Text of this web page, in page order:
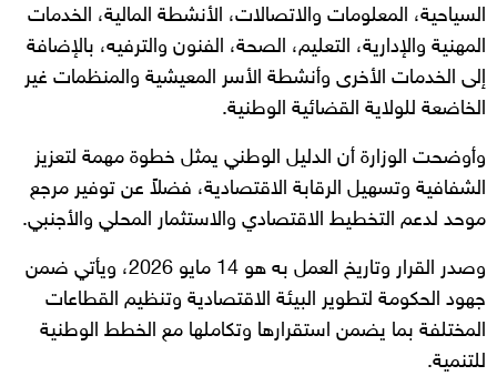
السياحية، المعلومات والاتصالات، الأنشطة المالية، الخدمات
المهنية والإدارية، التعليم، الصحة، الفنون والترفيه، بالإضافة
إلى الخدمات الأخرى وأنشطة الأسر المعيشية والمنظمات غير
الخاضعة للولاية القضائية الوطنية.
وأوضحت الوزارة أن الدليل الوطني يمثل خطوة مهمة لتعزيز
الشفافية وتسهيل الرقابة الاقتصادية، فضلاً عن توفير مرجع
موحد لدعم التخطيط الاقتصادي والاستثمار المحلي والأجنبي.
وصدر القرار وتاريخ العمل به هو 14 مايو 2026، ويأتي ضمن
جهود الحكومة لتطوير البيئة الاقتصادية وتنظيم القطاعات
المختلفة بما يضمن استقرارها وتكاملها مع الخطط الوطنية
للتنمية.